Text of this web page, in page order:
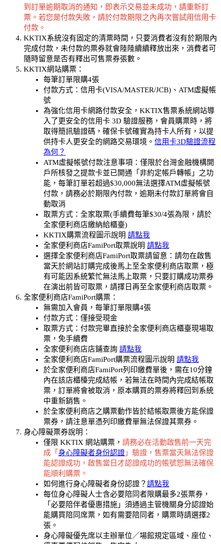
到訂單逾期取消的通知，即表示交易並未成功，請重新訂
票。若您是付款失敗，請於付款期限之內再次嘗試用信用卡
付款。
KKTIX系統沒有固定的清票時間，只要消費者沒有於期限內
完成付款，未付款的票券就會陸陸續續釋放出來，消費者可
隨時留意是否有釋出可售票券張數。
KKTIX網站購票：
每筆訂單限購4張
付款方式：信用卡(VISA/MASTER/JCB)、ATM虛擬帳
號
為強化信用卡網路付款安全，KKTIX售票系統網站導
入了更安全的信用卡 3D 驗證服務，會員購票時，將
取得簡訊驗證碼，確保卡號確實為持卡人所有，以提
供持卡人更安全的網路交易環境。 信用卡3D驗證流程
為何？
ATM虛擬帳號付款注意事項：僅限於台灣金融機構開
戶所核發之提款卡並已開通「非約定帳戶轉帳」之功
能，每筆訂單若超過$30,000無法選擇ATM虛擬帳號
付款，請務必於期限內付款，逾期未付款訂單將會自
動取消
取票方式：全家取票(手續費每筆$30/4張為限，請於
全家便利商店繳納給櫃臺)
KKTIX購票流程圖示說明 請點我
全家便利商店FamiPort取票說明 請點我
選擇全家便利商店FamiPort取票請留意：請勿在啟售
當天於網站訂購完成後馬上至全家便利商店取票，極
有可能因系統繁忙無法馬上取票，只要訂購成功票券
在演出前皆可取票，請擇日再至全家便利商店取票。
全家便利商店FamiPort購票：
無需加入會員，每筆訂單限購4張
付款方式：僅接受現金
取票方式：付款完畢直接於全家便利商店櫃臺現場取
票，免手續費
全家便利商店店鋪查詢 請點我
全家便利商店FamiPort購票流程圖示說明 請點我
於全家便利商店FamiPort列印繳費單後，需在10分鐘
內在該店櫃檯完成結帳，若無法在時間內完成結帳取
票，訂單將會被取消，原本購買的票券將釋回到系統
中重新銷售。
於全家便利商店之購票動作皆於結帳取票後方能保證
票券，請注意單憑列印繳費單無法保證其票券。
身心障礙票券說明：
僅限 KKTIX 網站購票， 請務必在活動啟售前一天完
成「 身心障礙者身份認證 」驗證，售票當天無法保證
能認證成功，啟售當日才認證成功的帳號恕無法確保
能順利購票。
如何進行身心障礙者身份認證？ 請點我
每位身心障礙人士含必要陪同者限購最多2張票券，
「必要陪伴者優惠措施」須通過主管機關身分認證始
能購買陪同席票，如有需要陪同者，購票時請選擇2
張。
身心障礙優先席以主辦單位／場館規定區域、座位、